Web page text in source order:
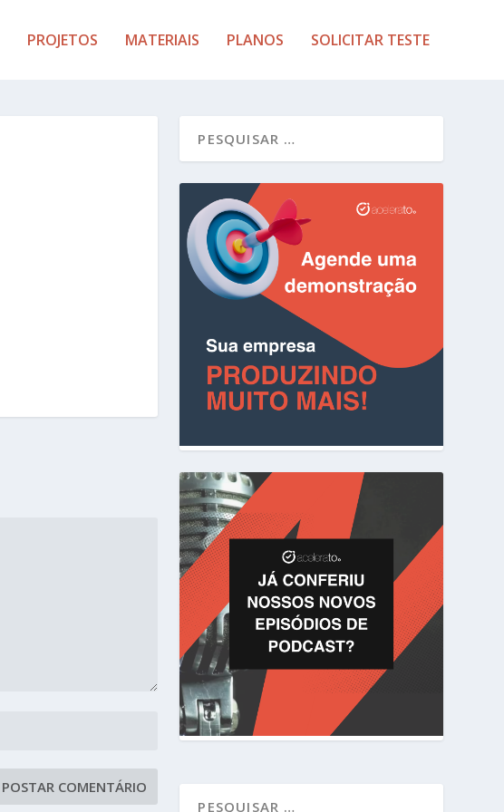
PROJETOS MATERIAIS PLANOS SOLICITAR TESTE